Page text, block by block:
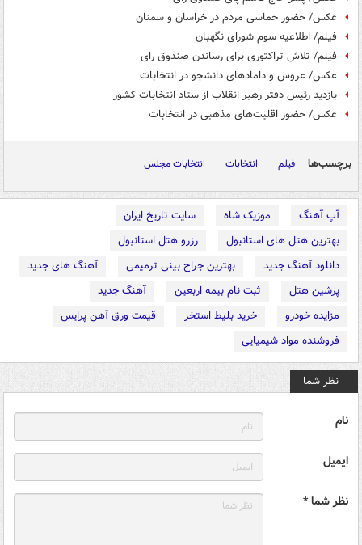
عکس/ حضور حماسی مردم در خراسان و سمنان
فیلم/ اطلاعیه سوم شورای نگهبان
فیلم/ تلاش تراکتوری برای رساندن صندوق رای
عکس/ عروس‌ و دامادهای دانشجو در انتخابات
بازدید رئیس دفتر رهبر انقلاب از ستاد انتخابات کشور
عکس/ حضور اقلیت‌های مذهبی در انتخابات
برچسب‌ها فیلم انتخابات انتخابات مجلس
آپ آهنگ موزیک شاه
سایت تاریخ ایران
بهترین هتل های استانبول
رزرو هتل استانبول
دانلود آهنگ جدید
بهترین جراح بینی ترمیمی
آهنگ های جدید
پرشین هتل
ثبت نام بیمه اربعین
آهنگ جدید
مزایده خودرو
خرید بلیط استخر
قیمت ورق آهن پرایس
فروشنده مواد شیمیایی
نظر شما
نام
ایمیل
نظر شما *